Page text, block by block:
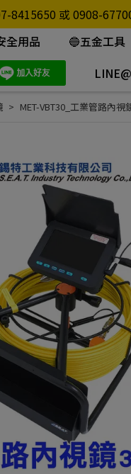
8415650 或 0908-
全用品
🔵五金工具
MET-VBT30_工業管路內視